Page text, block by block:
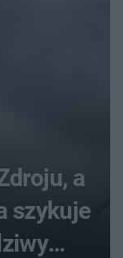
a
szykuje